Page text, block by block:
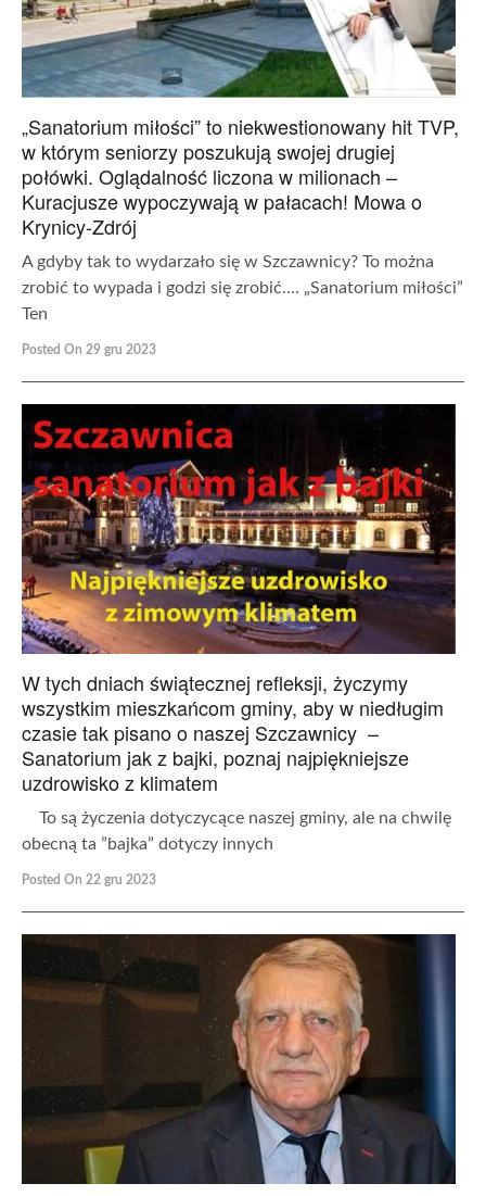
„Sanatorium miłości” to niekwestionowany hit TVP,
w którym seniorzy poszukują swojej drugiej
połówki. Oglądalność liczona w milionach –
Kuracjusze wypoczywają w pałacach! Mowa o
Krynicy-Zdrój
A gdyby tak to wydarzało się w Szczawnicy? To można
zrobić to wypada i godzi się zrobić…. „Sanatorium miłości”
Ten
Posted On 29 gru 2023
W tych dniach świątecznej refleksji, życzymy
wszystkim mieszkańcom gminy, aby w niedługim
czasie tak pisano o naszej Szczawnicy –
Sanatorium jak z bajki, poznaj najpiękniejsze
uzdrowisko z klimatem
To są życzenia dotyczycące naszej gminy, ale na chwilę
obecną ta ”bajka” dotyczy innych
Posted On 22 gru 2023